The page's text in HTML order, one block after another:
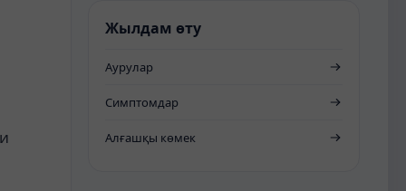
Жылдам өту
Аурулар
Симптомдар
Алғашқы көмек